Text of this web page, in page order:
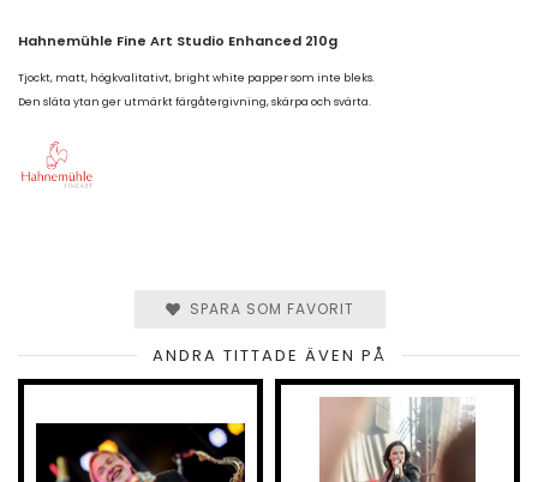
Hahnemühle Fine Art Studio Enhanced 210g
Tjockt, matt, högkvalitativt, bright white papper som inte bleks.
Den släta ytan ger utmärkt färgåtergivning, skärpa och svärta.
SPARA SOM FAVORIT
ANDRA TITTADE ÄVEN PÅ